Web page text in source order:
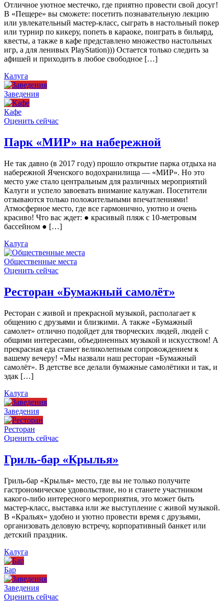
Отличное уютное местечко, где приятно провести свой досуг!
В «Пещере» вы сможете: посетить познавательную лекцию
или увлекательный мастер-класс, сыграть в настольный покер
или турнир по кикеру, попеть в караоке, поиграть в бильярд,
квесты, а также в кафе представлено множество настольных
игр, а для ленивых PlayStation))) Остается только следить за
афишей и приходить в любое свободное […]
Калуга
Заведения
Кафе
Оценить сейчас
Парк «МИР» на набережной
Не так давно (в 2017 году) прошло открытие парка отдыха на
набережной Яченского водохранилища — «МИР». Но это
место уже стало центральным для различных мероприятий
Калуги и успело завоевать внимание калужан. Посетители
отзываются только положительными впечатлениями!
Атмосферное место, где все гармонично, уютно и очень
красиво! Что вас ждет: ● красивый пляж с 10-метровым
бассейном ● […]
Калуга
Общественные места
Оценить сейчас
Ресторан «Бумажный самолёт»
Ресторан с живой и прекрасной музыкой, располагает к
общению с друзьями и близкими. А также «Бумажный
самолет» отлично подойдет для творческих людей, людей с
общими интересами, объединенных музыкой и искусством! А
прекрасная еда станет великолепным сопровождением к
вашему вечеру! «Мы назвали наш ресторан «Бумажный
самолёт». В детстве все делали бумажные самолётики и так, и
эдак […]
Калуга
Заведения
Ресторан
Оценить сейчас
Гриль-бар «Крылья»
Гриль-бар «Крылья» место, где вы не только получите
гастрономическое удовольствие, но и станете участником
какого-либо интересного мероприятия, это может быть
мастер-класс, выставка или же выступление с живой музыкой.
В «Кральях» удобно и уютно провести время с друзьями,
организовать деловую встречу, корпоративный банкет или
детский праздник.
Калуга
Бар
Заведения
Оценить сейчас